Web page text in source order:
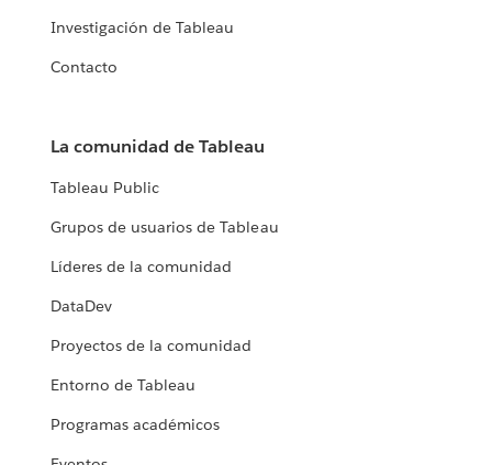
Investigación de Tableau
Contacto
La comunidad de Tableau
Tableau Public
Grupos de usuarios de Tableau
Líderes de la comunidad
DataDev
Proyectos de la comunidad
Entorno de Tableau
Programas académicos